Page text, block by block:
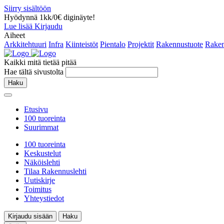
Siirry sisältöön
Hyödynnä 1kk/0€ diginäyte!
Lue lisää Kirjaudu
Aiheet
Arkkitehtuuri Infra Kiinteistöt Pientalo Projektit Rakennustuote
Kaikki mitä tietää pitää
Hae tältä sivustolta
Haku
Etusivu
100 tuoreinta
Suurimmat
100 tuoreinta
Keskustelut
Näköislehti
Tilaa Rakennuslehti
Uutiskirje
Toimitus
Yhteystiedot
Kirjaudu sisään
Haku